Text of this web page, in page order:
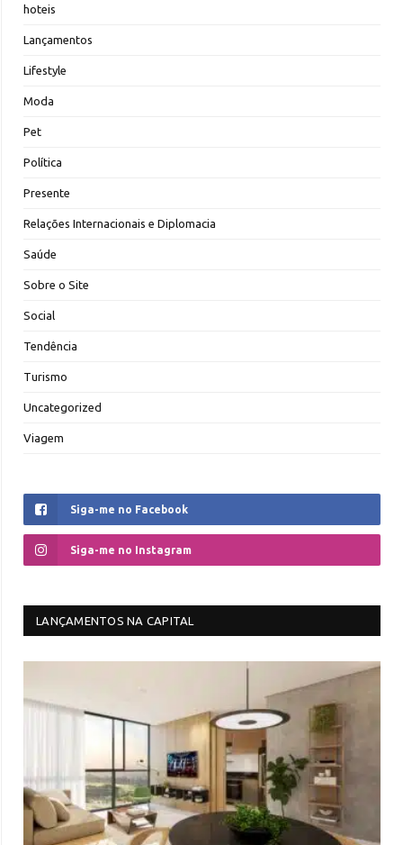
hoteis
Lançamentos
Lifestyle
Moda
Pet
Política
Presente
Relações Internacionais e Diplomacia
Saúde
Sobre o Site
Social
Tendência
Turismo
Uncategorized
Viagem
Siga-me no Facebook
Siga-me no Instagram
LANÇAMENTOS NA CAPITAL